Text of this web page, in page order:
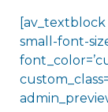
[av_textblock
small-font-